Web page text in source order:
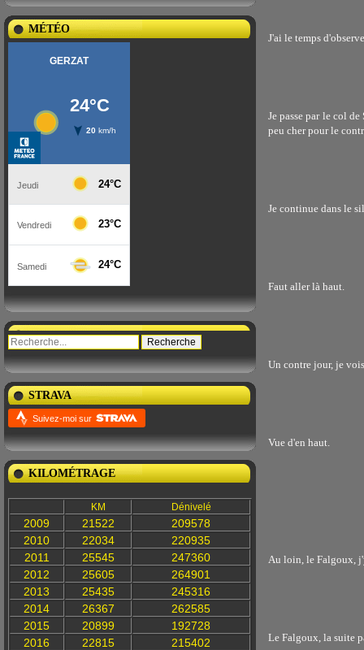
MÉTÉO
STRAVA
Suivez-moi sur
KILOMÉTRAGE
KM Dénivelé
2009 21522
209578
2010
22034
220935
2011
25545
247360
2012
25605
264901
2013
25435
245316
2014
26367
262585
2015
20899
192728
2016
22815
215402
J'ai le temps
Je passe par le col
peu cher pour le
Je continue dans le
Faut aller là haut.
Un contre jour, je
Vue d'en haut.
Au loin, le Falgoux,
Le Falgoux, la suite